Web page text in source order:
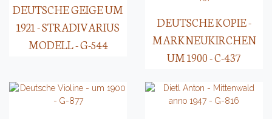
DEUTSCHE GEIGE UM
1921 - STRADIVARIUS
MODELL - G-544
DEUTSCHE KOPIE -
MARKNEUKIRCHEN
UM 1900 - C-437